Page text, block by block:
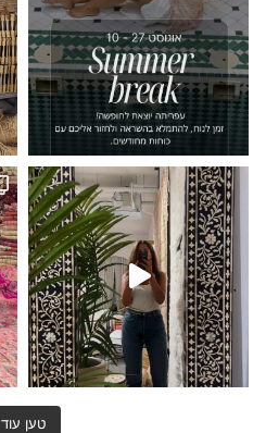
נעלמות בגלריה שלי והופכות
טען עוד